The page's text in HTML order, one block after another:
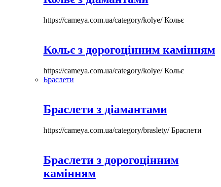
https://cameya.com.ua/category/kolye/Кольє
Кольє з дорогоцінним камінням
https://cameya.com.ua/category/kolye/Кольє
Браслети
Браслети з діамантами
https://cameya.com.ua/category/braslety/Браслети
Браслети з дорогоцінним
камінням